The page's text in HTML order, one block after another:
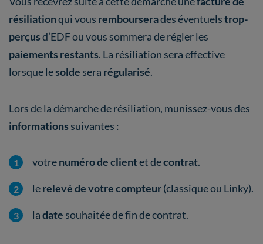
résiliationqui vous rembourserades éventuelstrop-
perçusd’EDF ou vous sommera de régler les
paiements restants. La résiliation sera effective
lorsque lesolde sera régularisé.
Lors de la démarche de résiliation, munissez-vous des
informations suivantes :
votrenuméro de clientet decontrat.
lerelevé de votre compteur(classique ou Linky).
ladate souhaitée de fin de contrat.